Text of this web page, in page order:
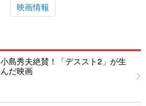
映画情報
小島秀夫絶賛！「デススト2」が生
んだ映画